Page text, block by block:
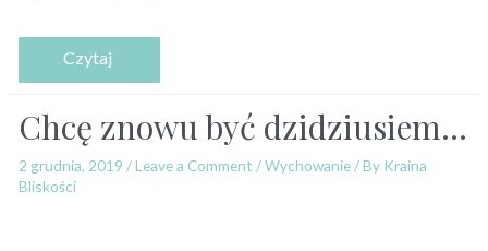
Chcę znowu być dzidziusiem…
2 grudnia, 2019 /Leave a Comment /Wychowanie/ By Kraina
Bliskości